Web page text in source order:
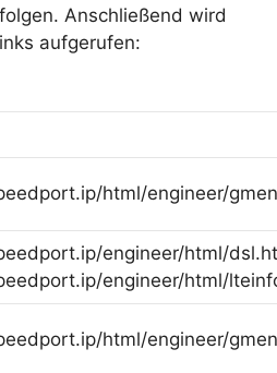
Anschließend wird
aufgerufen:
html/engineer/
engineer/html/
engineer/html/
html/engineer/